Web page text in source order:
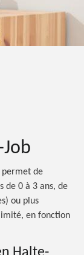
permet de
de 0 à 3 ans, de
ou plus
en fonction